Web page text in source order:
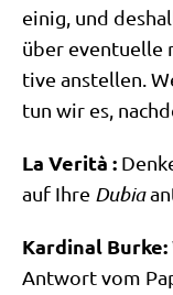
einig, und
über even­tu­el­le
ti­ve anstel­len.
tun wir es,
La Veri­tà :
auf Ihre Dubia
Kar­di­nal Bur­ke:
Ant­wort vom